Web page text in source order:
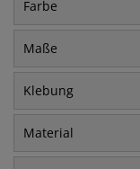
Farbe
Maße
Klebung
Material